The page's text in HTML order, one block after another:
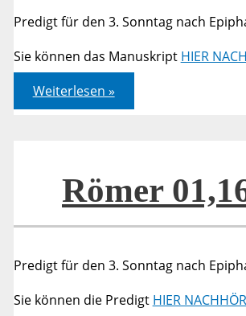
Predigt für den 3. Sonntag nach
Sie können das Manuskript HIER
Römer
01,16-
17
Weiterlesen »
Römer
Predigt für den 3. Sonntag nach
Sie können die Predigt HIER